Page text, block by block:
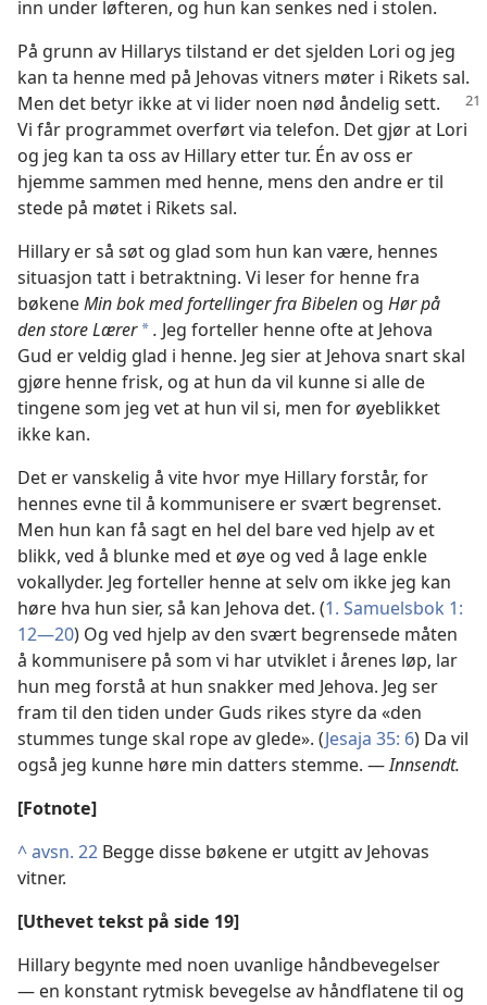
inn under løfteren, og hun kan senkes ned i stolen.
På grunn av Hillarys tilstand er det sjelden Lori og jeg
kan ta henne med på Jehovas vitners møter i Rikets sal.
Men det betyr ikke atvi lider noen nød åndelig sett.
Vi får programmet overført via telefon. Det gjør at Lori
og jeg kan ta oss av Hillary etter tur. Én av oss er
hjemme sammen med henne, mens den andre er til
stede på møtet i Rikets sal.
Hillary er så søt og glad som hun kan være, hennes
situasjon tatt i betraktning. Vi leser for henne fra
bøkeneMin bok med fortellinger fra Bibelen og Hør på
den store Lærer *. Jeg forteller henne ofte at Jehova
Gud er veldig glad i henne. Jeg sier at Jehova snart skal
gjøre henne frisk, og at hun da vil kunne si alle de
tingene som jeg vet at hun vil si, men for øyeblikket
ikke kan.
Det er vanskelig å vite hvor mye Hillary forstår, for
hennes evne til å kommunisere er svært begrenset.
Men hun kan få sagt en hel del bare ved hjelp av et
blikk, ved å blunke med et øye og ved å lage enkle
vokallyder. Jeg forteller henne at selv om ikke jeg kan
høre hva hun sier, så kan Jehova det. (1. Samuelsbok 1:
12—20) Og ved hjelp av den svært begrensede måten
å kommunisere på som vi har utviklet i årenes løp, lar
hun meg forstå at hun snakker med Jehova. Jeg ser
fram til den tiden under Guds rikes styre da «den
stummes tunge skal rope av glede». (Jesaja 35: 6) Da vil
også jeg kunne høre min datters stemme. —Innsendt.
[Fotnote]
^avsn. 22 Begge disse bøkene er utgitt av Jehovas
vitner.
[Uthevet tekst på side 19]
Hillary begynte med noen uvanlige håndbevegelser
— en konstant rytmisk bevegelse av håndflatene til og